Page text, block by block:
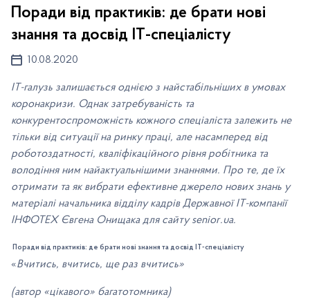
Поради від практиків: де брати нові
знання та досвід IT-спеціалісту
10.08.2020
IT-галузь залишається однією з найстабільніших в умовах
коронакризи. Однак затребуваність та
конкурентоспроможність кожного спеціаліста залежить не
тільки від ситуації на ринку праці, але насамперед від
роботоздатності, кваліфікаційного рівня робітника та
володіння ним найактуальнішими знаннями. Про те, де їх
отримати та як вибрати ефективне джерело нових знань у
матеріалі начальника відділу кадрів ДержавноїIT-компанії
ІНФОТЕХ Євгена Онищака для сайтуsenior.ua.
Поради від практиків: де брати нові знання та досвід -спеціалісту
«Вчитись, вчитись, ще раз вчитись»
(автор «цікавого» багатотомника)